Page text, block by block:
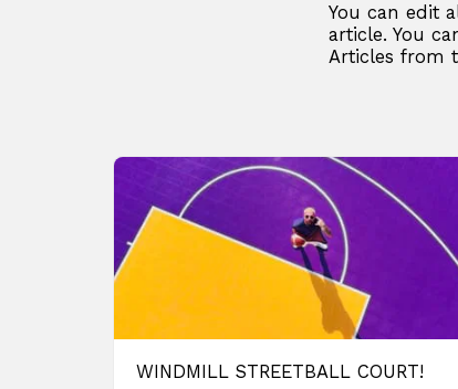
You can edit
article. You
Articles from
WINDMILL STREETBALL COURT!